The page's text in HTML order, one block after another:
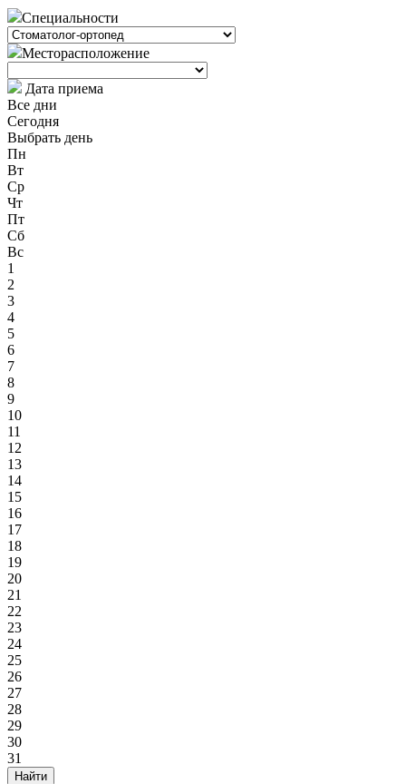
Специальности
Месторасположение
Дата приема
Все дни
Сегодня
Выбрать день
Пн
Вт
Ср
Чт
Пт
Сб
Вс
1
2
3
4
5
6
7
8
9
10
11
12
13
14
15
16
17
18
19
20
21
22
23
24
25
26
27
28
29
30
31
Найти